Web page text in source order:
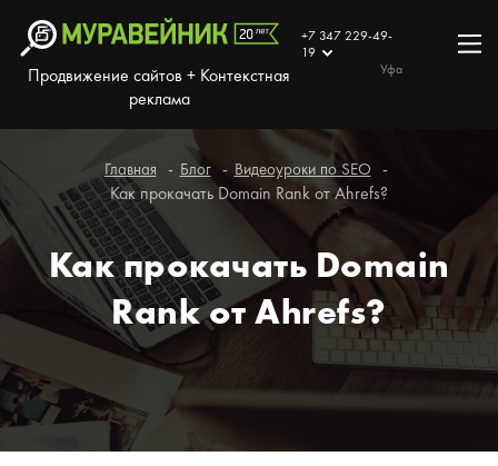
Продвижение сайтов + Контекстная
реклама
+7 347 229-49-
19
Уфа
Главная Блог Видеоуроки по SEO
Как прокачать Domain Rank от Ahrefs?
Как прокачать Domain
Rank от Ahrefs?